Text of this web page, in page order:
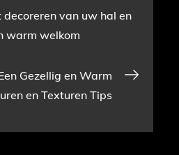
decoreren van uw hal en
warm welkom
Gezellig en Warm
en Texturen Tips